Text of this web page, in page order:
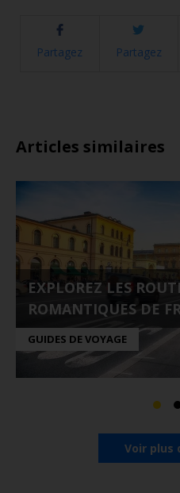
Partagez Partagez
Articles similaires
EXPLOREZ LES
ROMANTIQUES DE
GUIDES DE VOYAGE
Voir plus